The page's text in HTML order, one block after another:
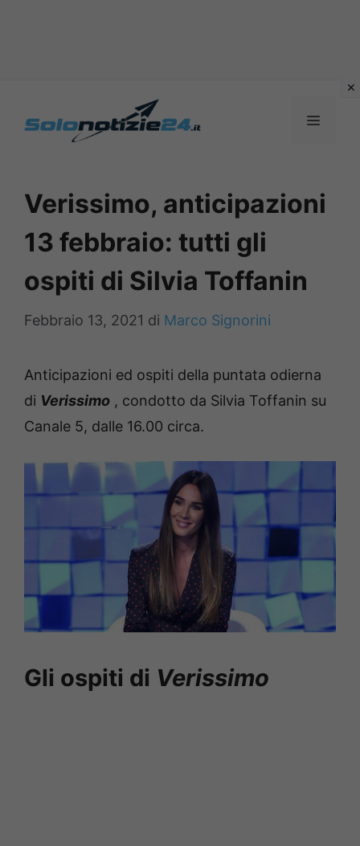
MENU
Verissimo, anticipazioni
13 febbraio: tutti gli
ospiti di Silvia Toffanin
Febbraio 13, 2021 di Marco Signorini
Anticipazioni ed ospiti della puntata odierna
di Verissimo , condotto da Silvia Toffanin su
Canale 5, dalle 16.00 circa.
Gli ospiti di Verissimo